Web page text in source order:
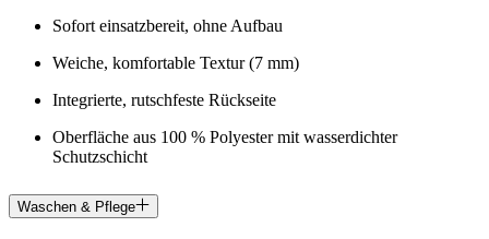
Sofort einsatzbereit, ohne Aufbau
Weiche, komfortable Textur (7 mm)
Integrierte, rutschfeste Rückseite
Oberfläche aus 100 % Polyester mit wasserdichter
Schutzschicht
Waschen & Pflege